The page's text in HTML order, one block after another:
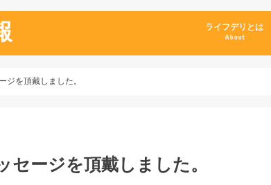
ライフデリとは
About
ジを頂戴しました。
セージを頂戴しました。